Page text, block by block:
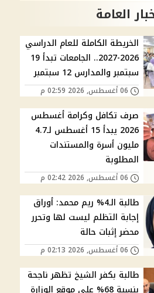
العامة
الخريطة الكاملة للعام الدراسي
2026-2027.. الجامعات تبدأ 19
سبتمبر والمدارس 12 سبتمبر
06 أغسطس, 2026 02:59 م
صرف تكافل وكرامة أغسطس
2026 يبدأ 15 أغسطس لـ4.7
مليون أسرة والمستندات
المطلوبة
06 أغسطس, 2026 02:42 م
طالبة الـ4% ريم محمد: أوراق
إجابة التظلم ليست لها وتحرر
محضر إثبات حالة
06 أغسطس, 2026 02:13 م
طالبة بكفر الشيخ تظهر ناجحة